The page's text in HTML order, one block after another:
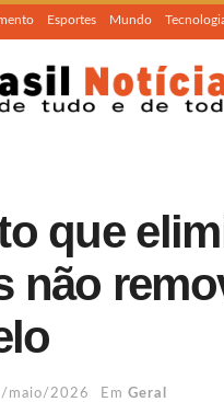
Esportes Mundo
que
não
maio/2026 Em Geral